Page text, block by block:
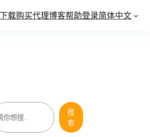
下载购买代理博客帮助登录简体中文
搜
索